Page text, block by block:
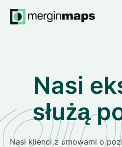
Nasi
służą
Nasi klienci z umowami o